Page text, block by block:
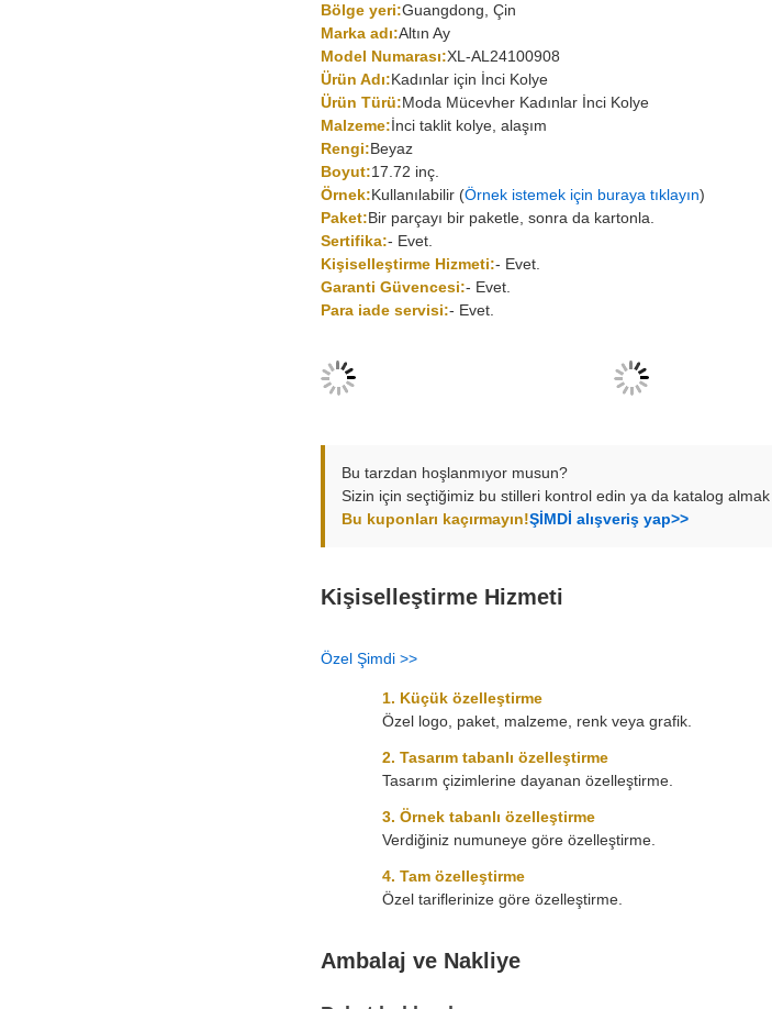
Bölge yeri:Guangdong, Çin
Marka adı:Altın Ay
Model Numarası:XL-AL24100908
Ürün Adı:Kadınlar için İnci Kolye
Ürün Türü:Moda Mücevher Kadınlar İnci Kolye
Malzeme:İnci taklit kolye, alaşım
Rengi:Beyaz
Boyut:17.72 inç.
Örnek:Kullanılabilir (Örnek istemek için buraya tıklayın)
Paket:Bir parçayı bir paketle, sonra da kartonla.
Sertifika:- Evet.
Kişiselleştirme Hizmeti:- Evet.
Garanti Güvencesi:- Evet.
Para iade servisi:- Evet.
Bu tarzdan hoşlanmıyor musun?
Sizin için seçtiğimiz bu stilleri kontrol edin ya da katalog
Bu kuponları kaçırmayın!ŞİMDİ alışveriş yap>>
Kişiselleştirme Hizmeti
Özel Şimdi >>
1. Küçük özelleştirme
Özel logo, paket, malzeme, renk veya grafik.
2. Tasarım tabanlı özelleştirme
Tasarım çizimlerine dayanan özelleştirme.
3. Örnek tabanlı özelleştirme
Verdiğiniz numuneye göre özelleştirme.
4. Tam özelleştirme
Özel tariflerinize göre özelleştirme.
Ambalaj ve Nakliye